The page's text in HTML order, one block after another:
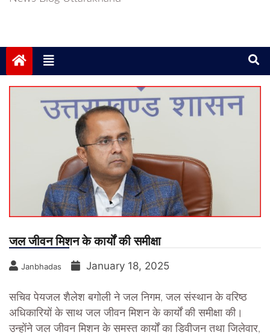
जल जीवन मिशन के कार्यों की समीक्षा
Janbhadas January 18, 2025
सचिव पेयजल शैलेश बगोली ने जल निगम, जल संस्थान के वरिष्ठ
अधिकारियों के साथ जल जीवन मिशन के कार्यों की समीक्षा की।
उन्होंने जल जीवन मिशन के समस्त कार्यों का डिवीजन तथा जिलेवार,